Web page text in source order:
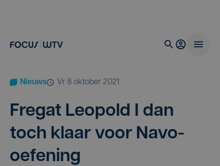
Nieuws vr 8 oktober 2021
Fre­gat Leo­pold I dan
toch klaar voor Navo-
oefening